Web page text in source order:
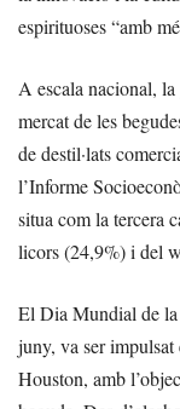
espirituoses “amb
A escala nacional,
mercat de les
de destil·lats
l’Informe
situa com la tercera
licors (24,9%) i del
El Dia Mundial de la
juny, va ser
Houston, amb